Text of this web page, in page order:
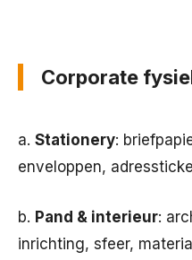
Corporate
a. Stationery:
enveloppen,
b. Pand & interieur:
inrichting, sfeer,